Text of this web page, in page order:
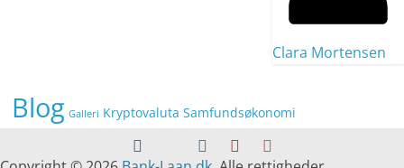
Clara Mortensen
Blog Galleri Kryptovaluta Samfundsøkonomi